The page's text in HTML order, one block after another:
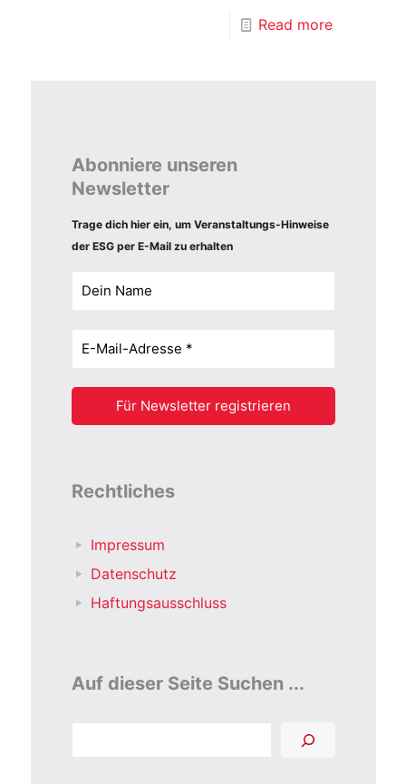
Read more
Abonniere unseren
Newsletter
Trage dich hier ein, um Veranstaltungs-Hinweise
der ESG per E-Mail zu erhalten
Rechtliches
Impressum
Datenschutz
Haftungsausschluss
Auf dieser Seite Suchen ...